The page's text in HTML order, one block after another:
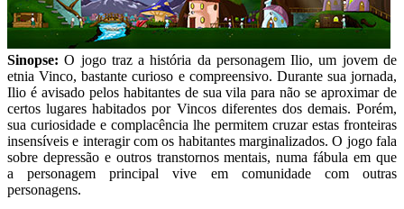
Sinopse: O jogo traz a história da personagem Ilio, um jovem de
etnia Vinco, bastante curioso e compreensivo. Durante sua jornada,
Ilio é avisado pelos habitantes de sua vila para não se aproximar de
certos lugares habitados por Vincos diferentes dos demais. Porém,
sua curiosidade e complacência lhe permitem cruzar estas fronteiras
insensíveis e interagir com os habitantes marginalizados. O jogo fala
sobre depressão e outros transtornos mentais, numa fábula em que
a personagem principal vive em comunidade com outras
personagens.